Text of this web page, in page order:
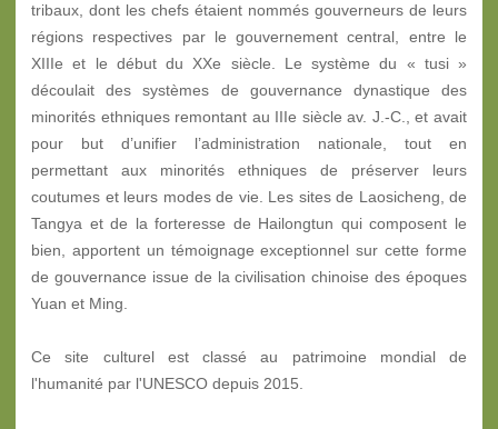
tribaux, dont les chefs étaient nommés gouverneurs de leurs
régions respectives par le gouvernement central, entre le
XIIIe et le début du XXe siècle. Le système du « tusi »
découlait des systèmes de gouvernance dynastique des
minorités ethniques remontant au IIIe siècle av. J.-C., et avait
pour but d’unifier l’administration nationale, tout en
permettant aux minorités ethniques de préserver leurs
coutumes et leurs modes de vie. Les sites de Laosicheng, de
Tangya et de la forteresse de Hailongtun qui composent le
bien, apportent un témoignage exceptionnel sur cette forme
de gouvernance issue de la civilisation chinoise des époques
Yuan et Ming.
Ce site culturel est classé au patrimoine mondial de
l'humanité par l'UNESCO depuis 2015.